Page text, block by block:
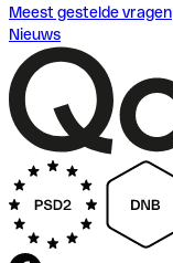
Meest gestelde vragen
Nieuws